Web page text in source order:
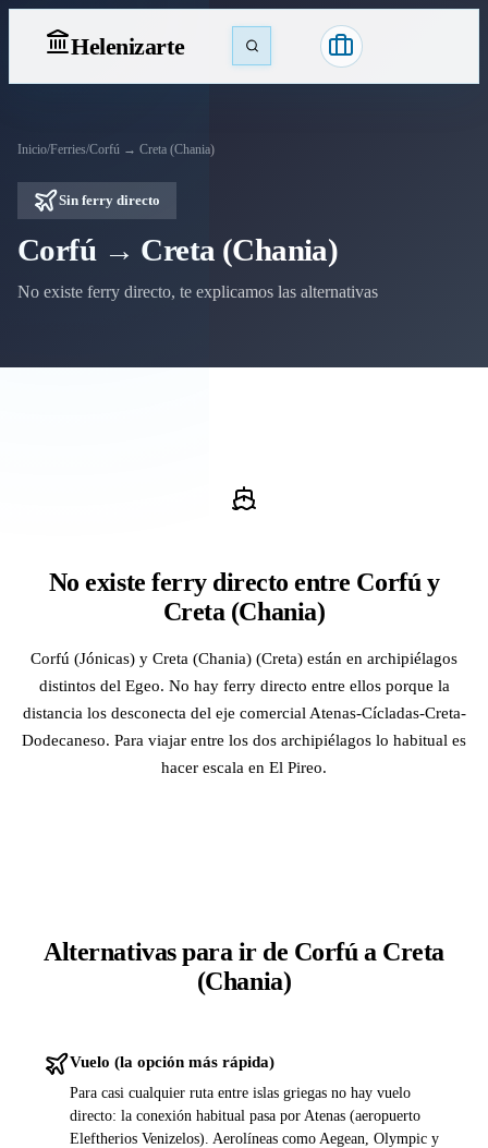
Helenizarte
Inicio/Ferries/Corfú → Creta (Chania)
Sin ferry directo
Corfú → Creta (Chania)
No existe ferry directo, te explicamos las alternativas
No existe ferry directo entre Corfú y
Creta (Chania)
Corfú (Jónicas) y Creta (Chania) (Creta) están en archipiélagos
distintos del Egeo. No hay ferry directo entre ellos porque la
distancia los desconecta del eje comercial Atenas-Cícladas-Creta-
Dodecaneso. Para viajar entre los dos archipiélagos lo habitual es
hacer escala en El Pireo.
Alternativas para ir de Corfú a Creta
(Chania)
Vuelo (la opción más rápida)
Para casi cualquier ruta entre islas griegas no hay vuelo
directo: la conexión habitual pasa por Atenas (aeropuerto
Eleftherios Venizelos). Aerolíneas como Aegean, Olympic y